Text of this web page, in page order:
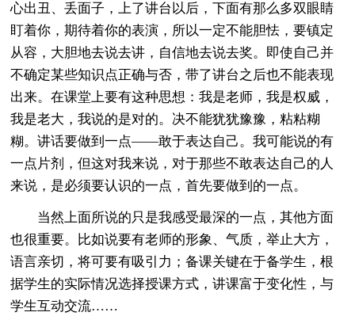
心出丑、丢面子，上了讲台以后，下面有那么多双眼睛
盯着你，期待着你的表演，所以一定不能胆怯，要镇定
从容，大胆地去说去讲，自信地去说去奖。即使自己并
不确定某些知识点正确与否，带了讲台之后也不能表现
出来。在课堂上要有这种思想：我是老师，我是权威，
我是老大，我说的是对的。决不能犹犹豫豫，粘粘糊
糊。讲话要做到一点——敢于表达自己。我可能说的有
一点片剂，但这对我来说，对于那些不敢表达自己的人
来说，是必须要认识的一点，首先要做到的一点。
当然上面所说的只是我感受最深的一点，其他方面
也很重要。比如说要有老师的形象、气质，举止大方，
语言亲切，将可要有吸引力；备课关键在于备学生，根
据学生的实际情况选择授课方式，讲课富于变化性，与
学生互动交流……